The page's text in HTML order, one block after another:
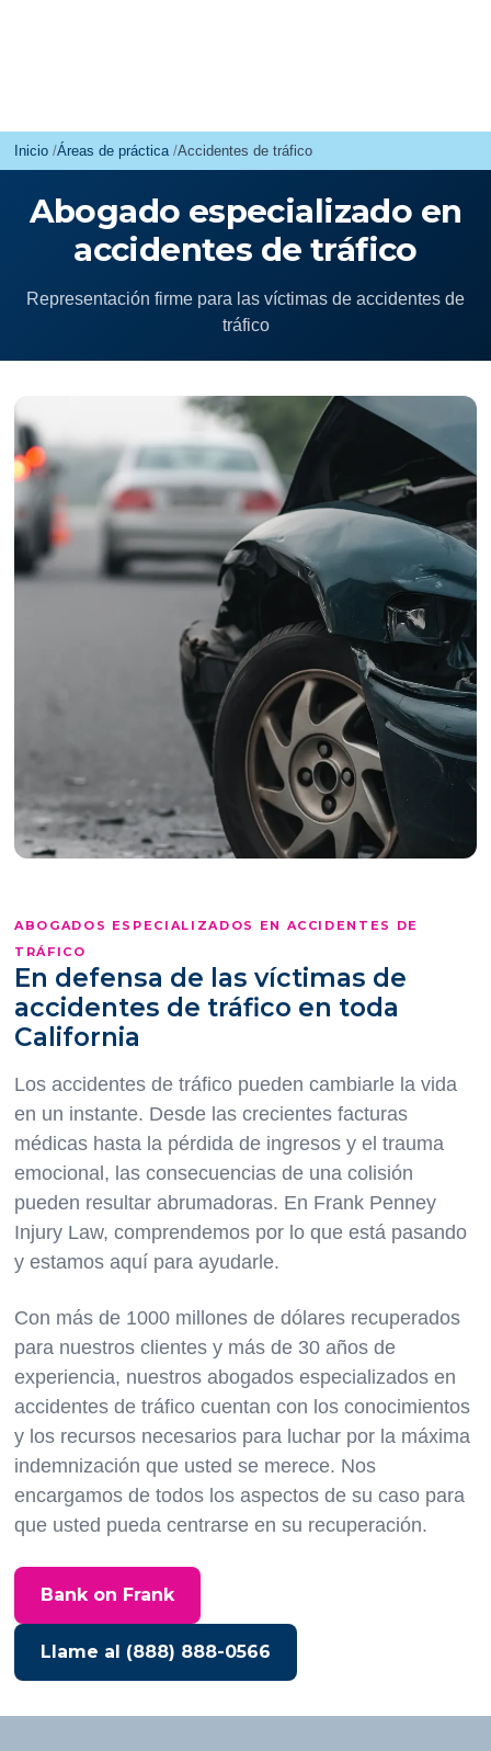
Inicio Áreas de práctica Accidentes de tráfico
Abogado especializado en
accidentes de tráfico
Representación firme para las víctimas de accidentes de
tráfico
ABOGADOS ESPECIALIZADOS EN ACCIDENTES DE
TRÁFICO
En defensa de las víctimas de
accidentes de tráfico en toda
California
Los accidentes de tráfico pueden cambiarle la vida
en un instante. Desde las crecientes facturas
médicas hasta la pérdida de ingresos y el trauma
emocional, las consecuencias de una colisión
pueden resultar abrumadoras. En Frank Penney
Injury Law, comprendemos por lo que está pasando
y estamos aquí para ayudarle.
Con más de 1000 millones de dólares recuperados
para nuestros clientes y más de 30 años de
experiencia, nuestros abogados especializados en
accidentes de tráfico cuentan con los conocimientos
y los recursos necesarios para luchar por la máxima
indemnización que usted se merece. Nos
encargamos de todos los aspectos de su caso para
que usted pueda centrarse en su recuperación.
Bank on Frank
Llame al (888) 888-0566